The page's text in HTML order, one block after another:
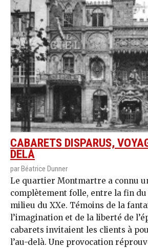
CABARETS DISPARUS,
DELÀ
par Béatrice Dunner
Le quartier Montmartre a connu
complètement folle, entre la fin du
milieu du XXe. Témoins de la
l’imagination et de la liberté de
cabarets invitaient les clients à
l’au-delà. Une provocation